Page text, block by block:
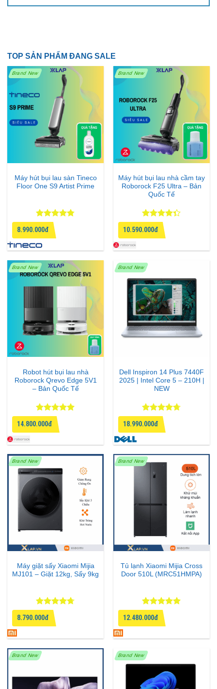
TOP SẢN PHẨM ĐANG SALE
Brand New
Máy hút bụi lau sàn Tineco
Floor One S9 Artist Prime
Được xếp
hạng4.75
5 sao
8.990.000đ
Brand New
Máy hút bụi lau nhà cầm tay
Roborock F25 Ultra – Bản
Quốc Tế
Được xếp
hạng
4.33
5 sao
10.590.000đ
Brand New
Robot hút bụi lau nhà
Roborock Qrevo Edge 5V1
– Bản Quốc Tế
Được xếp
hạng
55
sao
14.800.000đ
Brand New
Dell Inspiron 14 Plus 7440F
2025 | Intel Core 5 – 210H |
NEW
Được xếp
hạng
4.67
5 sao
18.990.000đ
Brand New
Máy giặt sấy Xiaomi Mijia
MJ101 – Giặt 12kg, Sấy 9kg
Được xếp
hạng4.67
5 sao
8.790.000đ
Brand New
Tủ lạnh Xiaomi Mijia Cross
Door 510L (MRC51HMPA)
Được xếp
hạng
55
sao
12.480.000đ
Brand New Brand New